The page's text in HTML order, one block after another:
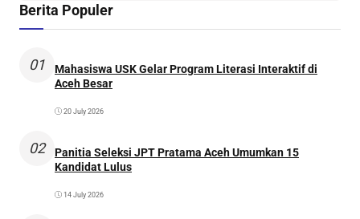
Berita Populer
01
Mahasiswa USK Gelar Program Literasi Interaktif di
Aceh Besar
20 July 2026
02
Panitia Seleksi JPT Pratama Aceh Umumkan 15
Kandidat Lulus
14 July 2026